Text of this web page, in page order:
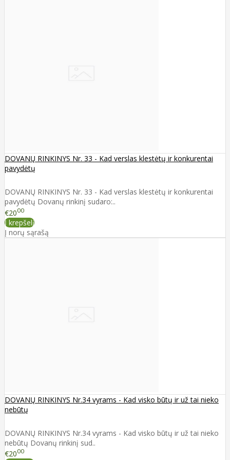
DOVANŲ RINKINYS Nr. 33 - Kad verslas klestėtų ir konkurentai
pavydėtų
DOVANŲ RINKINYS Nr. 33 - Kad verslas klestėtų ir konkurentai
pavydėtų Dovanų rinkinį sudaro:..
€2000
Į krepšelį
Į norų sąrašą
DOVANŲ RINKINYS Nr.34 vyrams - Kad visko būtų ir už tai nieko
nebūtų
DOVANŲ RINKINYS Nr.34 vyrams - Kad visko būtų ir už tai nieko
nebūtų Dovanų rinkinį sud..
€2000